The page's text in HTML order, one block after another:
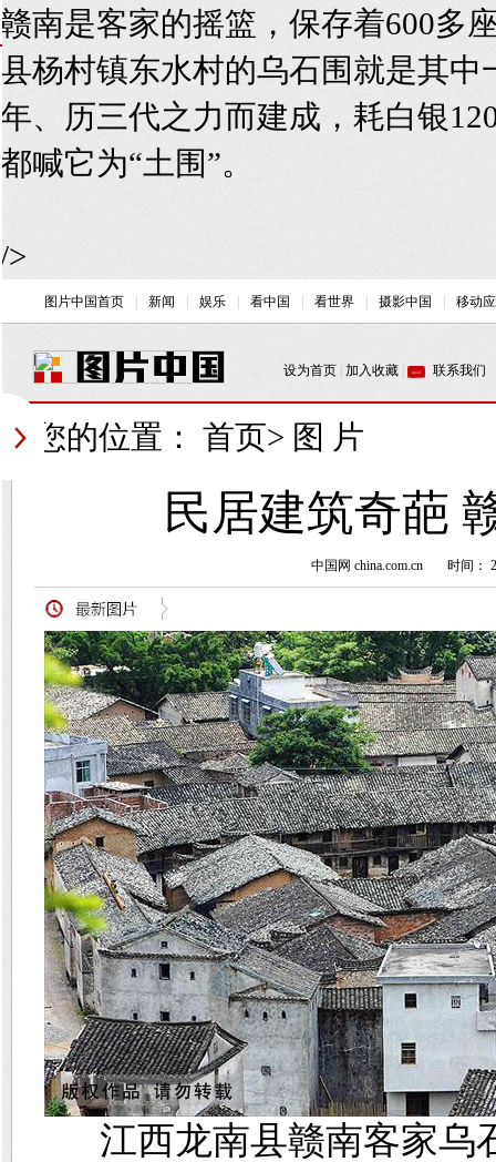
赣南是客家的摇篮，保存着600多
县杨村镇东水村的乌石围就是其
年、历三代之力而建成，耗白银
都喊它为“土围”。
/>
您的位置： 首页> 图 片
民居建筑奇葩
中国网 china.com.cn 时间：
江西龙南县赣南客家乌